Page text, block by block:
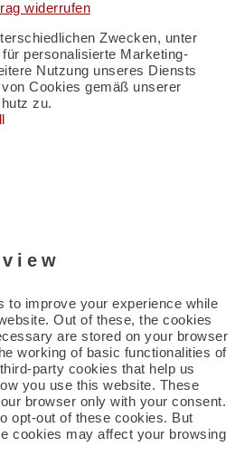
widerrufen
Zwecken, unter
personalisierte Marketing-
Nutzung unseres Diensts
Cookies gemäß unserer
zu.
to improve your experience while
Out of these, the cookies
are stored on your browser
working of basic functionalities of
party cookies that help us
you use this website. These
browser only with your consent.
opt-out of these cookies. But
cookies may affect your browsing